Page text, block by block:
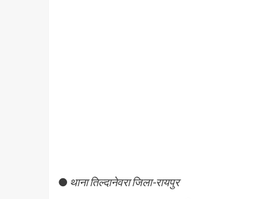
● थाना तिल्दानेवरा जिला-रायपुर